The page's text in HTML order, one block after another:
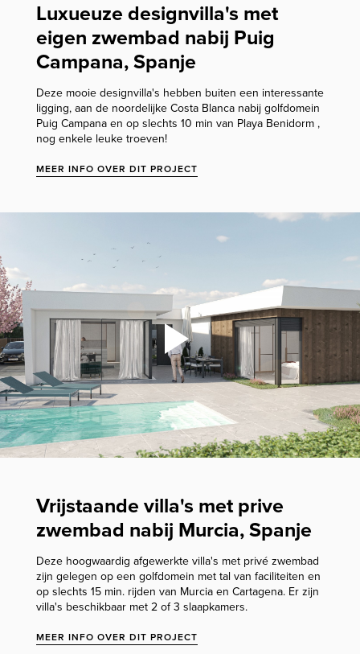
Luxueuze designvilla's met
eigen zwembad nabij Puig
Campana, Spanje
Deze mooie designvilla's hebben buiten een interessante
ligging, aan de noordelijke Costa Blanca nabij golfdomein
Puig Campana en op slechts 10 min van Playa Benidorm ,
nog enkele leuke troeven!
MEER INFO OVER DIT PROJECT
Vrijstaande villa's met prive
zwembad nabij Murcia, Spanje
Deze hoogwaardig afgewerkte villa's met privé zwembad
zijn gelegen op een golfdomein met tal van faciliteiten en
op slechts 15 min. rijden van Murcia en Cartagena. Er zijn
villa's beschikbaar met 2 of 3 slaapkamers.
MEER INFO OVER DIT PROJECT